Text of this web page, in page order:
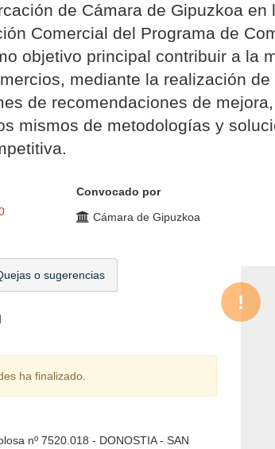
de Cámara de Gipuzkoa en
Comercial del Programa de
objetivo principal contribuir a la
mediante la realización
de recomendaciones de
mismos de metodologías y
Convocado por
Cámara de Gipuzkoa
o sugerencias
ha finalizado.
nº 7520.018 - DONOSTIA - SAN